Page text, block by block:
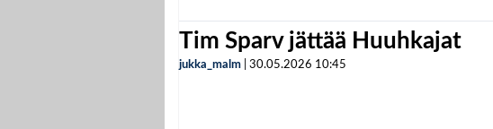
Tim Sparv jättää Huuhkajat
jukka_malm 30.05.2026 10:45